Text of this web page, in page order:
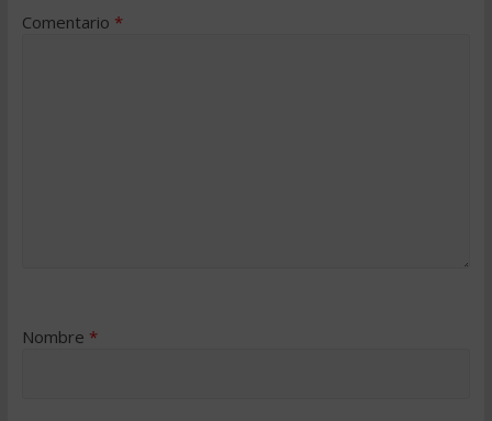
Comentario *
Nombre *